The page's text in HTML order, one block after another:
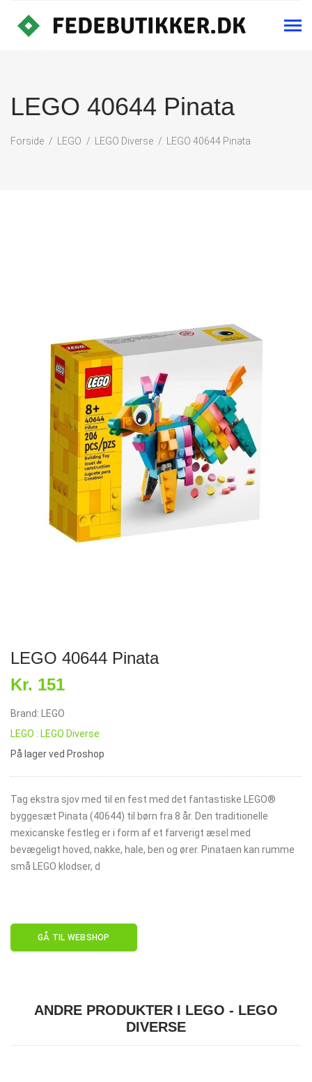
LEGO 40644 Pinata
Forside LEGO LEGO Diverse LEGO 40644 Pinata
LEGO 40644 Pinata
Kr. 151
Brand: LEGO
LEGO : LEGO Diverse
På lager ved Proshop
Tag ekstra sjov med til en fest med det fantastiske LEGO®
byggesæt Pinata (40644) til børn fra 8 år. Den traditionelle
mexicanske festleg er i form af et farverigt æsel med
bevægeligt hoved, nakke, hale, ben og ører. Pinataen kan rumme
små LEGO klodser, d
GÅ TIL WEBSHOP
ANDRE PRODUKTER I LEGO - LEGO
DIVERSE